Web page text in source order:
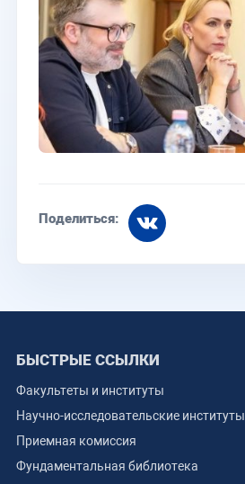
Поделиться:
БЫСТРЫЕ ССЫЛКИ
Факультеты и институты
Научно-исследовательские институты
Приемная комиссия
Фундаментальная библиотека